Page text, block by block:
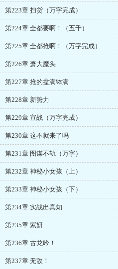
第223章 扫货（万字完成）
第224章 全都要啊！（五千）
第225章 全都抢啊！（万字完成）
第226章 萧大魔头
第227章 抢的盆满钵满
第228章 新势力
第229章 宣战（万字完成）
第230章 这不就来了吗
第231章 图谋不轨（万字）
第232章 神秘小女孩（上）
第233章 神秘小女孩（下）
第234章 实战出真知
第235章 紫妍
第236章 古龙吟！
第237章 无敌！